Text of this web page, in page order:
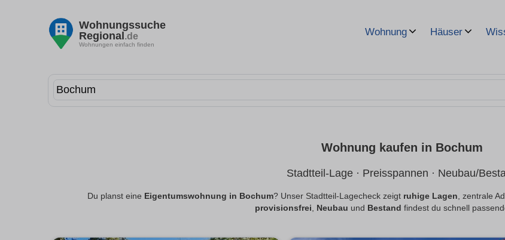
Wohnungssuche
Regional.de
Wohnungen einfach finden
Wohnung Häuser
Wohnung kaufen in Bochum
Stadtteil-Lage · Preisspannen · Neubau/
Du planst eine Eigentumswohnung in Bochum? Unser Stadtteil-Lagecheck zeigt ruhige Lagen, zentrale
provisionsfrei, Neubau und Bestand findest du schnell